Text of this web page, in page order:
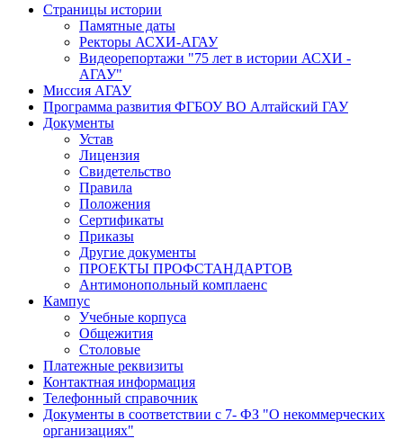
Страницы истории
Памятные даты
Ректоры АСХИ-АГАУ
Видеорепортажи "75 лет в истории АСХИ -
АГАУ"
Миссия АГАУ
Программа развития ФГБОУ ВО Алтайский ГАУ
Документы
Устав
Лицензия
Свидетельство
Правила
Положения
Сертификаты
Приказы
Другие документы
ПРОЕКТЫ ПРОФСТАНДАРТОВ
Антимонопольный комплаенс
Кампус
Учебные корпуса
Общежития
Столовые
Платежные реквизиты
Контактная информация
Телефонный справочник
Документы в соответствии с 7- ФЗ "О некоммерческих
организациях"